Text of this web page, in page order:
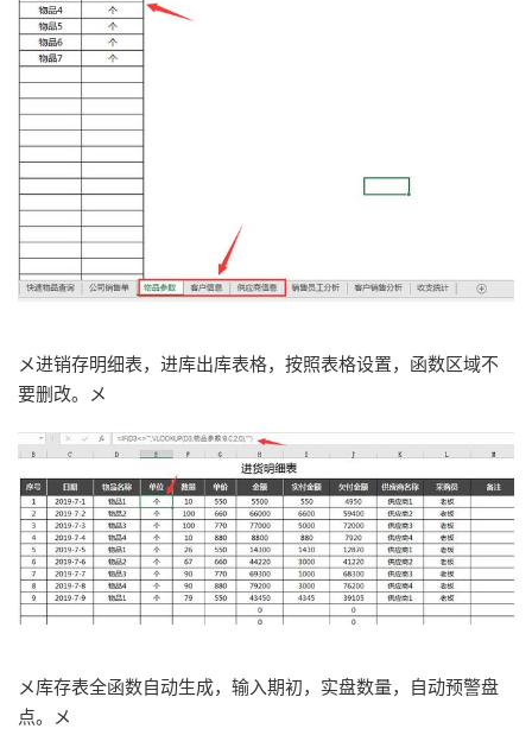
メ进销存明细表，进库出库表格，按照表格设置，函数区域不
要删改。メ
メ库存表全函数自动生成，输入期初，实盘数量，自动预警盘
点。メ